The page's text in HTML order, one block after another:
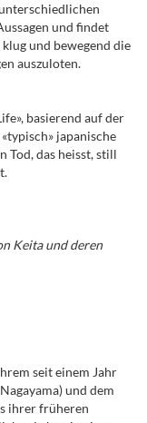
und findet
und bewegend die
auszuloten.
basierend auf der
japanische
Tod, das heisst, still
Keita und deren
seit einem Jahr
und dem
ihrer früheren